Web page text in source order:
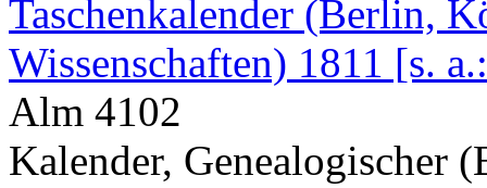
Taschenkalender (Berlin,
Wissenschaften) 1811 [s.
Alm 4102
Kalender, Genealogischer